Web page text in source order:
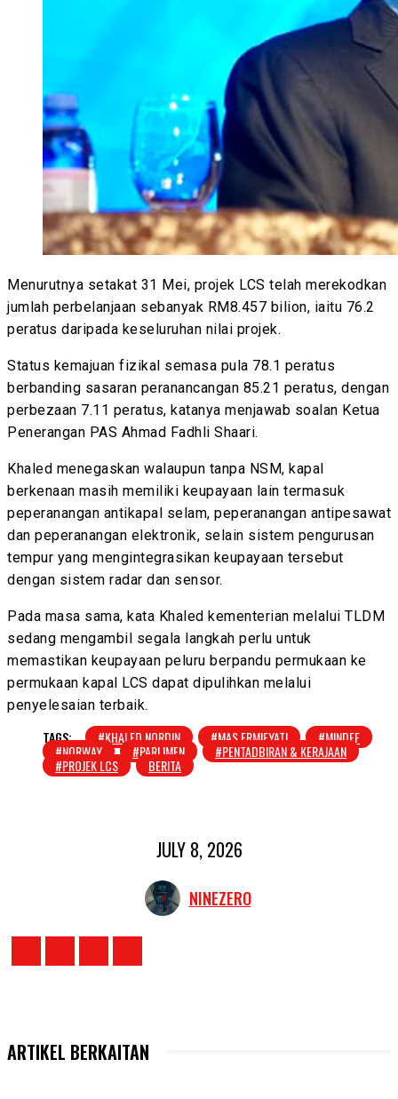
Menurutnya setakat 31 Mei, projek LCS telah merekodkan
jumlah perbelanjaan sebanyak RM8.457 bilion, iaitu 76.2
peratus daripada keseluruhan nilai projek.
Status kemajuan fizikal semasa pula 78.1 peratus
berbanding sasaran peranancangan 85.21 peratus, dengan
perbezaan 7.11 peratus, katanya menjawab soalan Ketua
Penerangan PAS Ahmad Fadhli Shaari.
Khaled menegaskan walaupun tanpa NSM, kapal
berkenaan masih memiliki keupayaan lain termasuk
peperanangan antikapal selam, peperanangan antipesawat
dan peperanangan elektronik, selain sistem pengurusan
tempur yang mengintegrasikan keupayaan tersebut
dengan sistem radar dan sensor.
Pada masa sama, kata Khaled kementerian melalui TLDM
sedang mengambil segala langkah perlu untuk
memastikan keupayaan peluru berpandu permukaan ke
permukaan kapal LCS dapat dipulihkan melalui
penyelesaian terbaik.
TAGS: #KHALED NORDIN #MAS ERMIEYATI #MINDEF
#NORWAY #PARLIMEN #PENTADBIRAN & KERAJAAN
#PROJEK LCS BERITA
JULY 8, 2026
NINEZERO
ARTIKEL BERKAITAN